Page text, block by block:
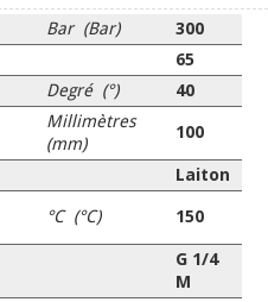
Bar (Bar)
300
65
Degré (°) 40
Millimètres
(mm)
100
Laiton
°C (°C) 150
G 1/4
M